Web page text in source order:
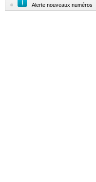
Alerte nouveaux numéros